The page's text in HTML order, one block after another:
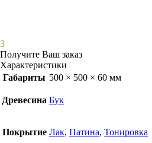
3
Получите Ваш заказ
Характеристики
Габариты 500 × 500 × 60 мм
Древесина Бук
Покрытие Лак, Патина, Тонировка